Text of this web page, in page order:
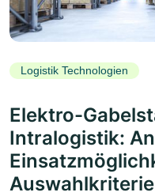
Logistik Technologien
Elektro-
Intralogistik: